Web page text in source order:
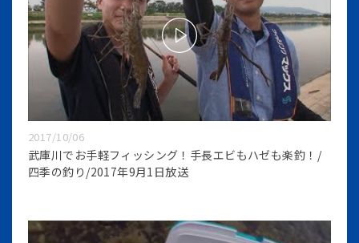
2017/10/06
武庫川でお手軽フィッシング！手長エビもハゼも楽釣！/
四季の釣り/2017年9月1日放送